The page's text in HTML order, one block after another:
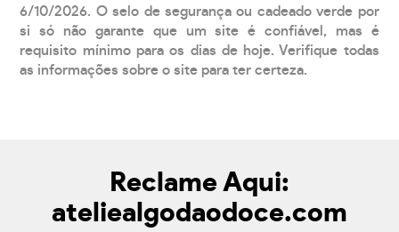
6/10/2026. O selo de segurança ou cadeado verde por
si só não garante que um site é confiável, mas é
requisito mínimo para os dias de hoje. Verifique todas
as informações sobre o site para ter certeza.
Reclame Aqui:
ateliealgodaodoce.com